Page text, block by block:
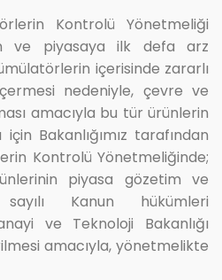
Kontrolü Yönetmeliği
ve piyasaya ilk defa arz
içerisinde zararlı
nedeniyle, çevre ve
amacıyla bu tür ürünlerin
Bakanlığımız tarafından
Kontrolü Yönetmeliğinde;
piyasa gözetim ve
Kanun hükümleri
ve Teknoloji Bakanlığı
amacıyla, yönetmelikte